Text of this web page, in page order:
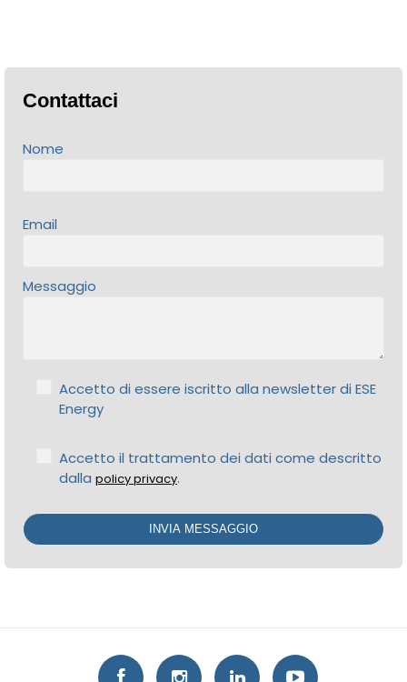
Contattaci
Nome
Email
Messaggio
Accetto di essere iscritto alla newsletter di ESE
Energy
Accetto il trattamento dei dati come descritto
dalla policy privacy.